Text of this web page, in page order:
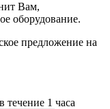
Вам,
оборудование.
предложение на
в течение 1 часа